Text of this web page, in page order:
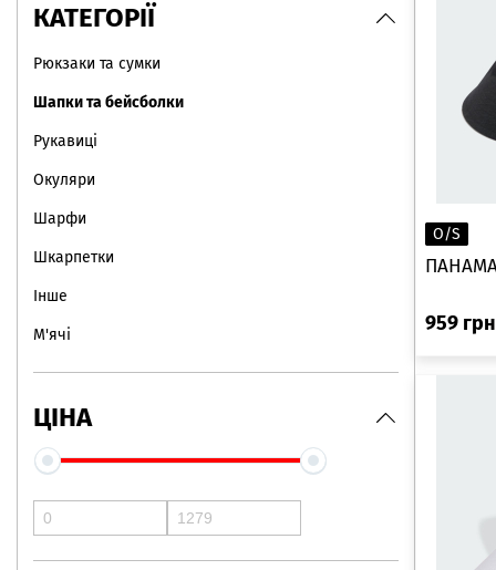
КАТЕГОРІЇ
Рюкзаки та сумки
Шапки та бейсболки
Рукавиці
Окуляри
Шарфи
Шкарпетки
Інше
М'ячі
ЦІНА
O/S
ПАНАМА
959 грн